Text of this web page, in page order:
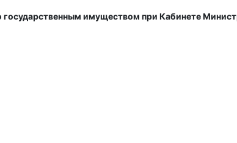
государственным имуществом при Кабинете